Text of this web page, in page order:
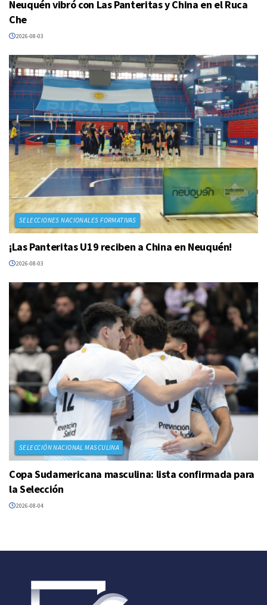
Neuquén vibró con Las Panteritas y China en el Ruca
Che
2026-08-03
SELECCIONES NACIONALES FORMATIVAS
¡Las Panteritas U19 reciben a China en Neuquén!
2026-08-03
SELECCIÓN NACIONAL MASCULINA
Copa Sudamericana masculina: lista confirmada para
la Selección
2026-08-04